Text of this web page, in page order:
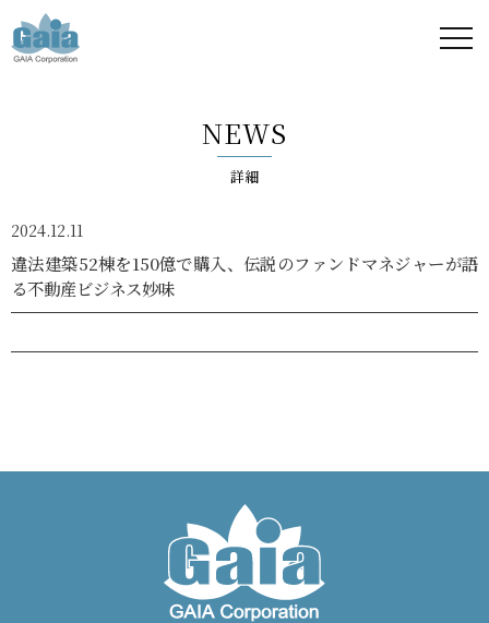
ア -
GAIA
Corporation
-
NEWS
詳細
2024.12.11
違法建築52棟を150億で購入、伝説のファンドマネジャーが語
る不動産ビジネス妙味